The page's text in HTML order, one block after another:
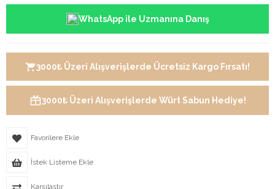
WhatsApp ile Uzmanına Danış
3000₺ Üzeri Alışverişlerde Ücretsiz Kargo Fırsatı!
3000₺ Üzeri Alışverişlerde Würt Sabun Hediye!
Favorilere Ekle
İstek Listeme Ekle
Karşılaştır